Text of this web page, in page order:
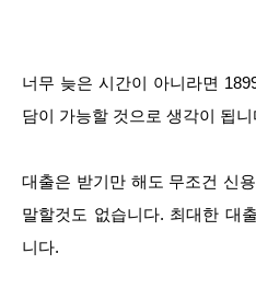
너무 늦은 시간이 아니라면
담이 가능할 것으로 생각이 됩니
대출은 받기만 해도 무조건 신
말할것도 없습니다. 최대한 대
니다.